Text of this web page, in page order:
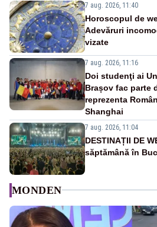
7 aug. 2026, 11:40
Horoscopul de
Adevăruri
vizate
7 aug. 2026, 11:16
Doi studenţi ai
Brașov fac parte
reprezenta
Shanghai
7 aug. 2026, 11:04
DESTINAȚII DE
săptămână în
MONDEN